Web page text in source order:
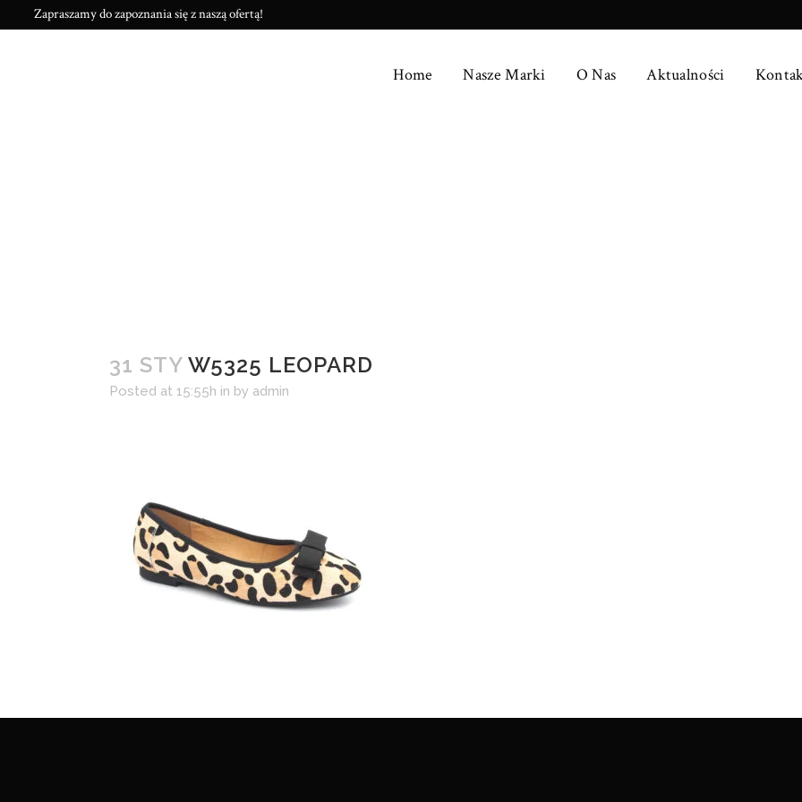
Zapraszamy do zapoznania się z naszą ofertą!
Home Nasze Marki O Nas Aktualności
31 STY W5325 LEOPARD
Posted at 15:55h in by admin